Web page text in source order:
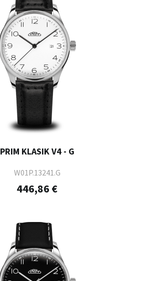
PRIM KLASIK V4 - G
W01P.13241.G
446,86 €